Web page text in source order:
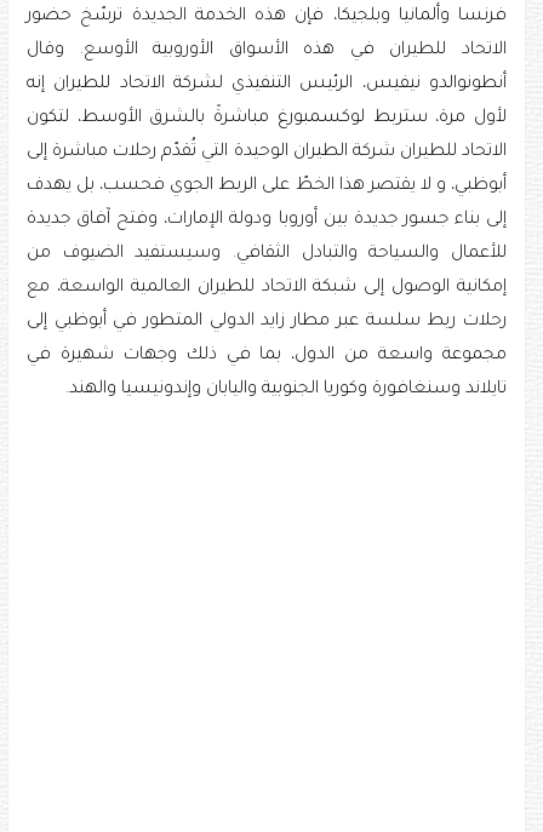
فرنسا وألمانيا وبلجيكا، فإن هذه الخدمة الجديدة ترسّخ حضور
الاتحاد للطيران في هذه الأسواق الأوروبية الأوسع. وقال
أنطونوالدو نيفيس، الرئيس التنفيذي لشركة الاتحاد للطيران إنه
لأول مرة، ستربط لوكسمبورغ مباشرةً بالشرق الأوسط، لتكون
الاتحاد للطيران شركة الطيران الوحيدة التي تُقدّم رحلات مباشرة إلى
أبوظبي، و لا يقتصر هذا الخطّ على الربط الجوي فحسب، بل يهدف
إلى بناء جسور جديدة بين أوروبا ودولة الإمارات، وفتح آفاق جديدة
للأعمال والسياحة والتبادل الثقافي. وسيستفيد الضيوف من
إمكانية الوصول إلى شبكة الاتحاد للطيران العالمية الواسعة، مع
رحلات ربط سلسة عبر مطار زايد الدولي المتطور في أبوظبي إلى
مجموعة واسعة من الدول، بما في ذلك وجهات شهيرة في
تايلاند وسنغافورة وكوريا الجنوبية واليابان وإندونيسيا والهند.